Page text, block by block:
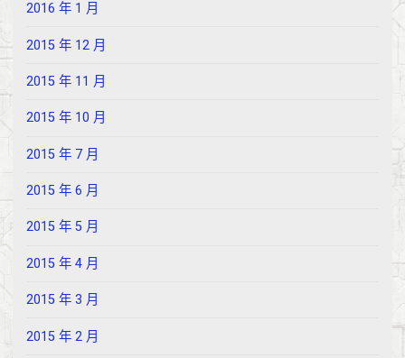
2016 年 1 月
2015 年 12 月
2015 年 11 月
2015 年 10 月
2015 年 7 月
2015 年 6 月
2015 年 5 月
2015 年 4 月
2015 年 3 月
2015 年 2 月